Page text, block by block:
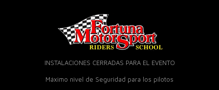
INSTALACIONES CERRADAS PARA EL EVENTO
Máximo nivel de Seguridad para los pilotos